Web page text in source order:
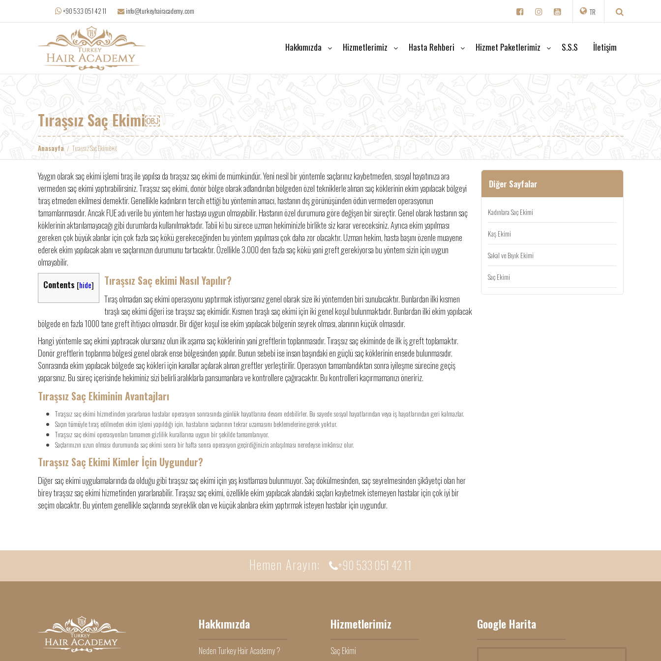
+90 533 051 42 11 info@turkeyhairacademy.com TR
Hakkımızda Hizmetlerimiz Hasta Rehberi Hizmet Paketlerimiz S.S.S İletişim
Tıraşsız Saç Ekimi￼
Anasayfa Tıraşsız Saç Ekimi￼
Yaygın olarak saç ekimi işlemi tıraş ile yapılsa da tıraşsız saç ekimi de mümkündür. Yeni nesil bir yöntemle saçlarınız kaybetmeden, sosyal hayatınıza ara
vermeden saç ekimi yaptırabilirsiniz. Tıraşsız saç ekimi, donör bölge olarak adlandırılan bölgeden özel tekniklerle alınan saç köklerinin ekim yapılacak bölgeyi
tıraş etmeden ekilmesi demektir. Genellikle kadınların tercih ettiği bu yöntemin amacı, hastanın dış görünüşünden ödün vermeden operasyonun
tamamlanmasıdır. Ancak FUE adı verile bu yöntem her hastaya uygun olmayabilir. Hastanın özel durumuna göre değişen bir süreçtir. Genel olarak hastanın saç
köklerinin aktarılamayacağı gibi durumlarda kullanılmaktadır. Tabii ki bu sürece uzman hekiminizle birlikte siz karar vereceksiniz. Ayrıca ekim yapılması
gereken çok büyük alanlar için çok fazla saç kökü gerekeceğinden bu yöntem yapılması çok daha zor olacaktır. Uzman hekim, hasta başını özenle muayene
ederek ekim yapılacak alanı ve saçlarınızın durumunu tartacaktır. Özellikle 3.000 den fazla saç kökü yani greft gerekiyorsa bu yöntem sizin için uygun
olmayabilir.
Contents [hide] Tıraşsız Saç ekimi Nasıl Yapılır?
Tıraş olmadan saç ekimi operasyonu yaptırmak istiyorsanız genel olarak size iki yöntemden biri sunulacaktır. Bunlardan ilki kısmen
tıraşlı saç ekimi diğeri ise tıraşsız saç ekimidir. Kısmen tıraşlı saç ekimi için iki genel koşul bulunmaktadır. Bunlardan ilki ekim yapılacak
bölgede en fazla 1000 tane greft ihtiyacı olmasıdır. Bir diğer koşul ise ekim yapılacak bölgenin seyrek olması, alanının küçük olmasıdır.
Hangi yöntemle saç ekimi yaptıracak olursanız olun ilk aşama saç köklerinin yani greftlerin toplanmasıdır. Tıraşsız saç ekiminde de ilk iş greft toplamaktır.
Donör greftlerin toplanma bölgesi genel olarak ense bölgesinden yapılır. Bunun sebebi ise insan başındaki en güçlü saç köklerinin ensede bulunmasıdır.
Sonrasında ekim yapılacak bölgede saç kökleri için kanallar açılarak alınan greftler yerleştirilir. Operasyon tamamlandıktan sonra iyileşme sürecine geçiş
yaparsınız. Bu süreç içerisinde hekiminiz sizi belirli aralıklarla pansumanlara ve kontrollere çağıracaktır. Bu kontrolleri kaçırmamanızı öneririz.
Tıraşsız Saç Ekiminin Avantajları
Tıraşsız saç ekimi hizmetinden yararlanan hastalar operasyon sonrasında günlük hayatlarına devam edebilirler. Bu sayede sosyal hayatlarından veya iş hayatlarından geri kalmazlar.
Saçın tümüyle tıraş edilmeden ekim işlemi yapıldığı için, hastaların saçlarının tekrar uzamasını beklemelerine gerek yoktur.
Tıraşsız saç ekimi operasyonları tamamen gizlilik kurallarına uygun bir şekilde tamamlanıyor.
Saçlarınızın uzun olması durumunda saç ekimi sonra bir hafta sonra operasyon geçirdiğinizin anlaşılması neredeyse imkânsız olur.
Tıraşsız Saç Ekimi Kimler İçin Uygundur?
Diğer saç ekimi uygulamalarında da olduğu gibi tıraşsız saç ekimi için yaş kısıtlaması bulunmuyor. Saç dökülmesinden, saç seyrelmesinden şikâyetçi olan her
birey tıraşsız saç ekimi hizmetinden yararlanabilir. Tıraşsız saç ekimi, özellikle ekim yapılacak alandaki saçları kaybetmek istemeyen hastalar için çok iyi bir
seçim olacaktır. Bu yöntem genellikle saçlarında seyreklik olan ve küçük alanlara ekim yaptırmak isteyen hastalar için uygundur.
Diğer Sayfalar
Kadınlara Saç Ekimi
Kaş Ekimi
Sakal ve Bıyık Ekimi
Saç Ekimi
Hemen Arayın: +90 533 051 42 11
Hakkımızda
Neden Turkey Hair Academy ?
Hizmetlerimiz
Saç Ekimi
Google Harita